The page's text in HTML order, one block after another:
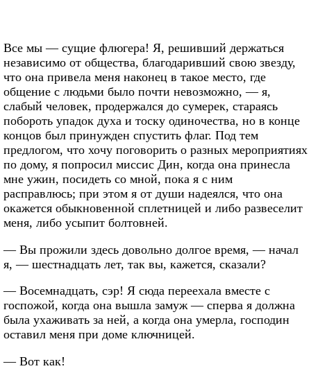
Все мы — сущие флюгера! Я, решивший держаться
независимо от общества, благодаривший свою звезду,
что она привела меня наконец в такое место, где
общение с людьми было почти невозможно, — я,
слабый человек, продержался до сумерек, стараясь
побороть упадок духа и тоску одиночества, но в конце
концов был принужден спустить флаг. Под тем
предлогом, что хочу поговорить о разных мероприятиях
по дому, я попросил миссис Дин, когда она принесла
мне ужин, посидеть со мной, пока я с ним
расправлюсь; при этом я от души надеялся, что она
окажется обыкновенной сплетницей и либо развеселит
меня, либо усыпит болтовней.
— Вы прожили здесь довольно долгое время, — начал
я, — шестнадцать лет, так вы, кажется, сказали?
— Восемнадцать, сэр! Я сюда переехала вместе с
госпожой, когда она вышла замуж — сперва я должна
была ухаживать за ней, а когда она умерла, господин
оставил меня при доме ключницей.
— Вот как!